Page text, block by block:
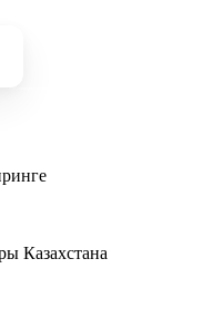
Казахстана